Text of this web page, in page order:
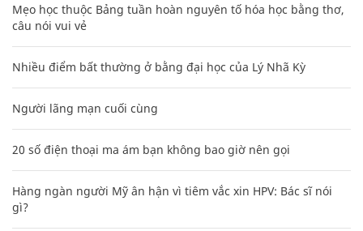
Mẹo học thuộc Bảng tuần hoàn nguyên tố hóa học bằng thơ,
câu nói vui vẻ
Nhiều điểm bất thường ở bằng đại học của Lý Nhã Kỳ
Người lãng mạn cuối cùng
20 số điện thoại ma ám bạn không bao giờ nên gọi
Hàng ngàn người Mỹ ân hận vì tiêm vắc xin HPV: Bác sĩ nói
gì?